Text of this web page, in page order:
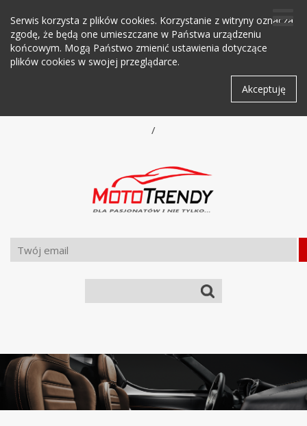
Serwis korzysta z plików cookies. Korzystanie z witryny oznacza
zgodę, że będą one umieszczane w Państwa urządzeniu
końcowym. Mogą Państwo zmienić ustawienia dotyczące
plików cookies w swojej przeglądarce.
Akceptuję
/